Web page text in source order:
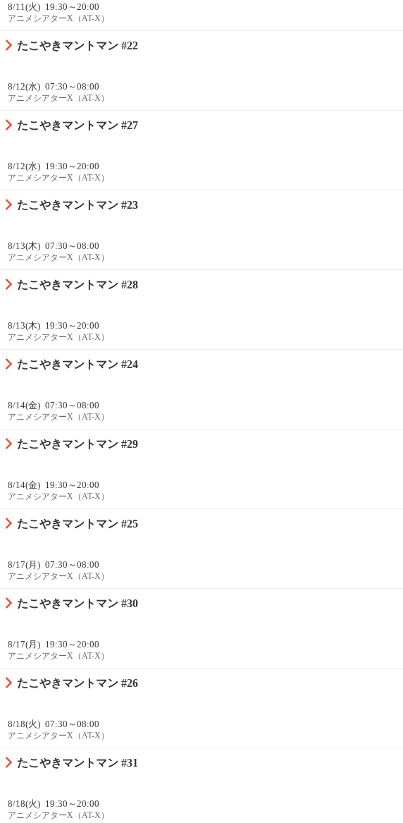
8/11(火) 19:30～20:00
アニメシアターX（AT-X）
たこやきマントマン #22
8/12(水) 07:30～08:00
アニメシアターX（AT-X）
たこやきマントマン #27
8/12(水) 19:30～20:00
アニメシアターX（AT-X）
たこやきマントマン #23
8/13(木) 07:30～08:00
アニメシアターX（AT-X）
たこやきマントマン #28
8/13(木) 19:30～20:00
アニメシアターX（AT-X）
たこやきマントマン #24
8/14(金) 07:30～08:00
アニメシアターX（AT-X）
たこやきマントマン #29
8/14(金) 19:30～20:00
アニメシアターX（AT-X）
たこやきマントマン #25
8/17(月) 07:30～08:00
アニメシアターX（AT-X）
たこやきマントマン #30
8/17(月) 19:30～20:00
アニメシアターX（AT-X）
たこやきマントマン #26
8/18(火) 07:30～08:00
アニメシアターX（AT-X）
たこやきマントマン #31
8/18(火) 19:30～20:00
アニメシアターX（AT-X）